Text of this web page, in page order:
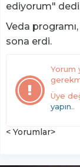
ediyorum"
Veda
sona erdi.
Yorum
Üye
yapın..
< Yorumlar>